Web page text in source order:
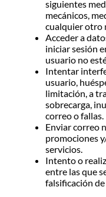
siguientes
mecánicos,
cualquier otro
Acceder a
iniciar sesión
usuario no
Intentar
usuario,
limitación, a
sobrecarga,
correo o fallas.
Enviar correo
promociones
servicios.
Intento o
entre las que
falsificación